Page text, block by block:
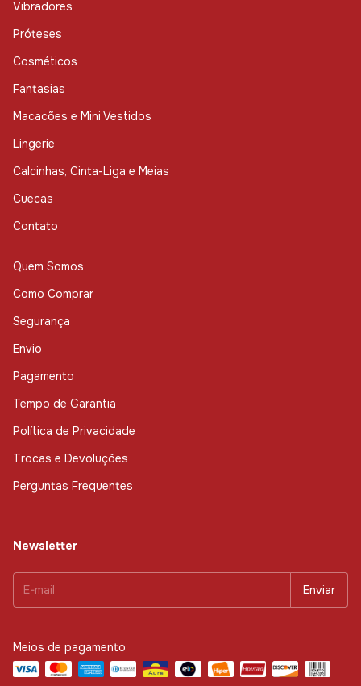
Vibradores
Próteses
Cosméticos
Fantasias
Macacões e Mini Vestidos
Lingerie
Calcinhas, Cinta-Liga e Meias
Cuecas
Contato
Quem Somos
Como Comprar
Segurança
Envio
Pagamento
Tempo de Garantia
Política de Privacidade
Trocas e Devoluções
Perguntas Frequentes
Newsletter
Meios de pagamento